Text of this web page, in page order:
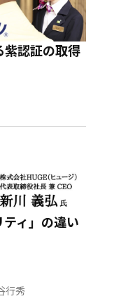
紫認証の取得
ティ」の違い
行秀